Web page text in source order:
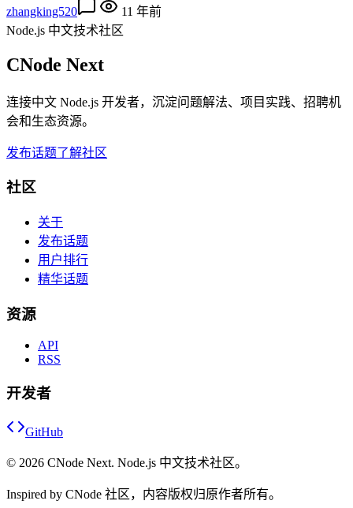
zhangking520
11 年前
Node.js 中文技术社区
CNode Next
连接中文 Node.js 开发者，沉淀问题解法、项目实践、招聘机
会和生态资源。
发布话题了解社区
社区
关于
发布话题
用户排行
精华话题
资源
API
RSS
开发者
GitHub
© 2026 CNode Next. Node.js 中文技术社区。
Inspired by CNode 社区，内容版权归原作者所有。